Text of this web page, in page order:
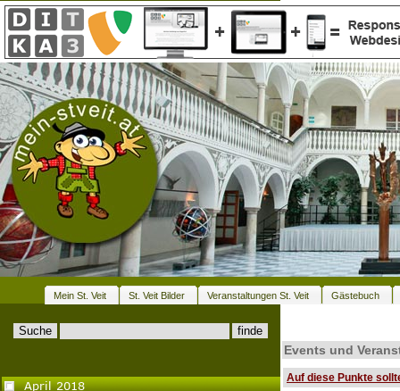
Mein St. Veit St. Veit Bilder Veranstaltungen St. Veit Gästebuch
Events und
Auf diese Punkte